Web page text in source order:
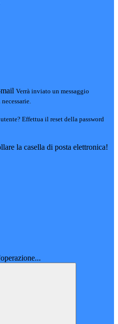
Verrà inviato un messaggio
Effettua il reset della password
la casella di posta elettronica!